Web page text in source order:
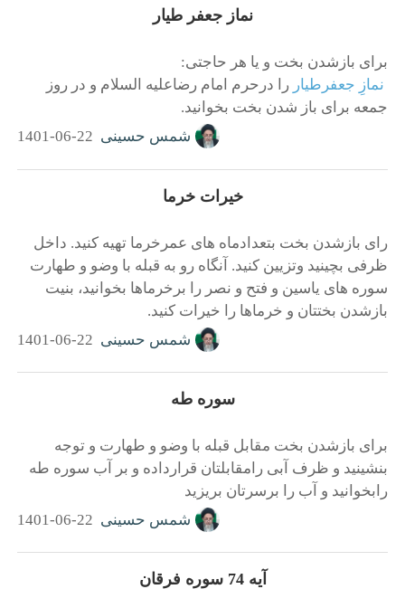
نماز جعفر طیار
براى بازشدن بخت و يا هر حاجتى:
نمازِ جعفرطیار را درحرم امام رضاعلیه السلام و در روز
جمعه براى باز شدن بخت بخوانید.
شمس حسینی 1401-06-22
خیرات خرما
رای بازشدن بخت بتعدادماه های عمرخرما تهیه کنید. داخل
ظرفی بچینید وتزیین کنید. آنگاه رو به قبله با وضو و طهارت
سوره های یاسین و فتح و نصر را برخرماها بخوانید، بنیت
بازشدن بختتان و خرماها را خیرات کنید.
شمس حسینی 1401-06-22
سوره طه
براى بازشدن بخت مقابل قبله با وضو و طهارت و توجه
بنشينيد و ظرف آبى رامقابلتان قرارداده و بر آب سوره طه
رابخوانيد و آب را برسرتان بریزید
شمس حسینی 1401-06-22
آیه 74 سوره فرقان